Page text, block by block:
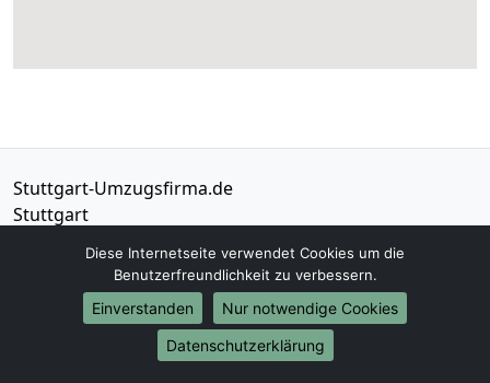
Stuttgart-Umzugsfirma.de
Stuttgart
01579-2482305
info@stuttgart-umzugsfirma.de
Mo - Sa: 07:00 - 16:00 Uhr
Diese Internetseite verwendet Cookies um die
Benutzerfreundlichkeit zu verbessern.
Einverstanden
Nur notwendige Cookies
Datenschutzerklärung